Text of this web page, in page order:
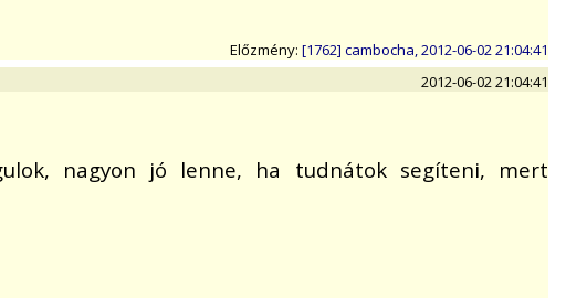
Előzmény: [1762] cambocha, 2012-06-02 21:04:41
2012-06-02 21:04:41
nagyon jó lenne, ha tudnátok segíteni, mert